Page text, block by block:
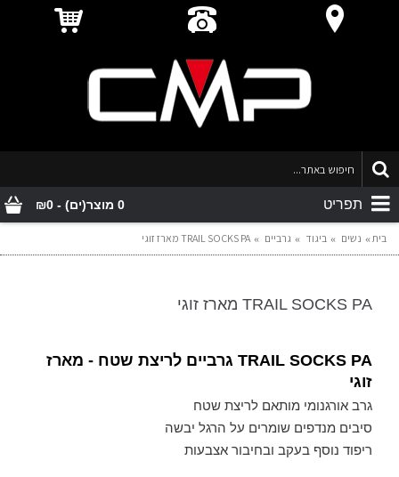
0 מוצר(ים) - ₪0 תפריט
בית נשים ביגוד גרביים TRAIL SOCKS PA מארז זוגי
TRAIL SOCKS PA מארז זוגי
TRAIL SOCKS PA גרביים לריצת שטח - מארז
זוגי
גרב אורגנומי מותאם לריצת שטח
סיבים מנדפים שומרים על הרגל יבשה
ריפוד נוסף בעקב ובחיבור אצבעות